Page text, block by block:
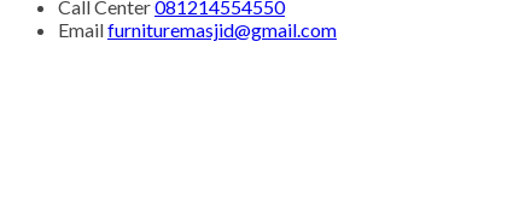
Call Center081214554550
Emailfurnituremasjid@gmail.com